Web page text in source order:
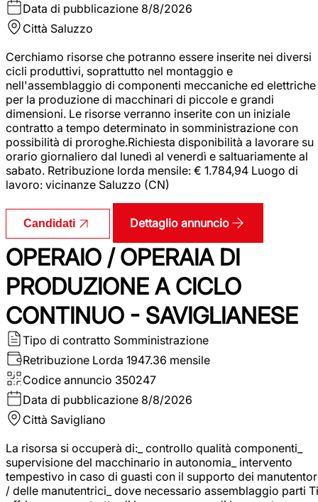
Data di pubblicazione 8/8/2026
Città Saluzzo
Cerchiamo risorse che potranno essere inserite nei diversi
cicli produttivi, soprattutto nel montaggio e
nell'assemblaggio di componenti meccaniche ed elettriche
per la produzione di macchinari di piccole e grandi
dimensioni. Le risorse verranno inserite con un iniziale
contratto a tempo determinato in somministrazione con
possibilità di proroghe.Richiesta disponibilità a lavorare su
orario giornaliero dal lunedì al venerdì e saltuariamente al
sabato. Retribuzione lorda mensile: € 1.784,94 Luogo di
lavoro: vicinanze Saluzzo (CN)
Candidati Dettaglio annuncio
OPERAIO / OPERAIA DI
PRODUZIONE A CICLO
CONTINUO - SAVIGLIANESE
Tipo di contratto Somministrazione
Retribuzione Lorda 1947.36 mensile
Codice annuncio 350247
Data di pubblicazione 8/8/2026
Città Savigliano
La risorsa si occuperà di:_ controllo qualità componenti_
supervisione del macchinario in autonomia_ intervento
tempestivo in caso di guasti con il supporto dei
/ delle manutentrici_ dove necessario assemblaggio parti Ti